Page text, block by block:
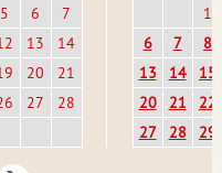
5 6
7
13
14
20
21
27
28
1
6
7
8
13
14
15
20
21
22
27
28 29